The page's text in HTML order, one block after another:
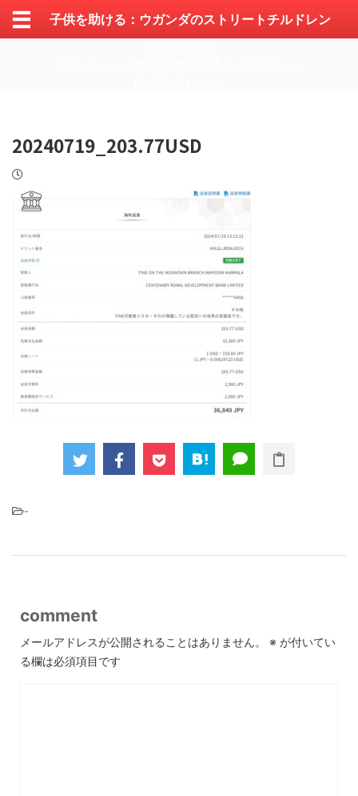
子供を助ける：ウガンダのストリートチルドレン
20240719_203.77USD
-
comment
メールアドレスが公開されることはありません。 ※ が付いてい
る欄は必須項目です